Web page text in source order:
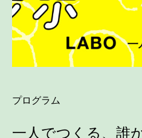
プログラム
一人でつくる、誰